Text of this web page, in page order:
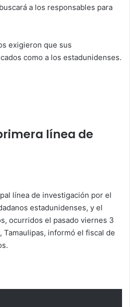
a los responsables para
exigieron que sus
como a los estadunidenses.
línea de
línea de investigación por el
estadunidenses, y el
ocurridos el pasado viernes 3
Tamaulipas, informó el fiscal de